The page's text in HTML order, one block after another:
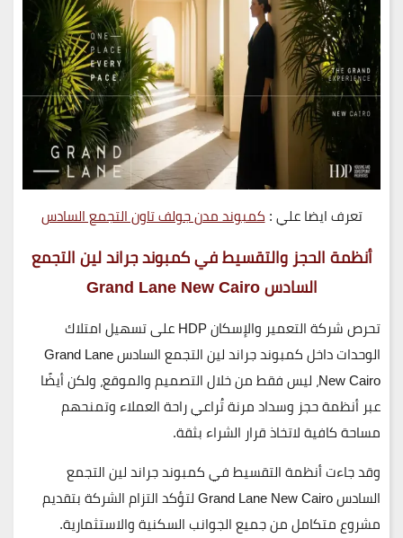
تعرف ايضا علي :كمبوند مدن جولف تاون التجمع السادس
أنظمة الحجز والتقسيط فيكمبوندجراند لين التجمع
السادسGrand Lane New Cairo
تحرص شركةالتعمير والإسكان HDP
على تسهيل امتلاك
الوحدات داخل
كمبوند جراند لين التجمع السادس Grand Lane
New Cairo، ليس فقط من خلال التصميم والموقع، ولكن أيضًا
عبر أنظمة حجز وسداد مرنة تُراعي راحة العملاء وتمنحهم
مساحة كافية لاتخاذ قرار الشراء بثقة.
وقد جاءت أنظمة التقسيط في كمبوندجراند لين التجمع
السادسGrand Lane New Cairoلتؤكد التزام الشركة بتقديم
مشروع متكامل من جميع الجوانب السكنية والاستثمارية.